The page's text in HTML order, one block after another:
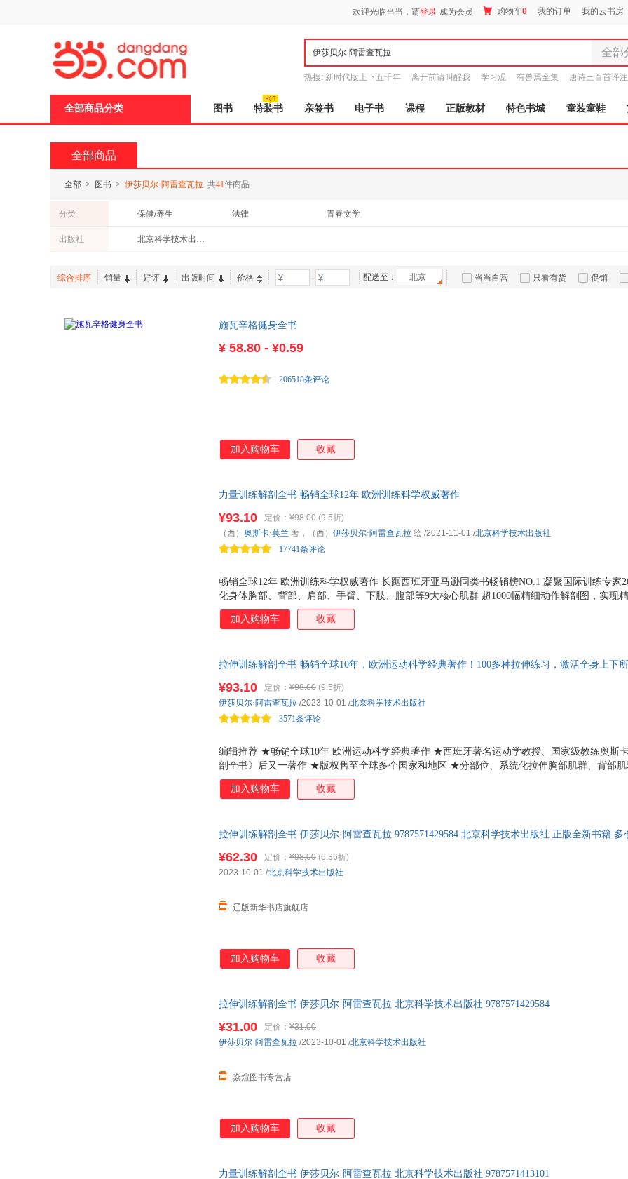
欢迎光临当当，请登录 成为会员 购物车0 我的订单 我的云书房
全部
全部
图书
电子书
家具
热搜: 新时代版上下五千年 离开前请叫醒我 学习观 有兽焉全集
唐诗三百首译注
全部商品分类 图书 特装书 亲签书 电子书 课程 正版教材 特色书城 童装童鞋
全部商品
全部 > 图书 > 伊莎贝尔·阿雷查瓦拉 共41件商品
分类 保健/养生 法律 青春文学
出版社 北京科学技术出版社
综合排序 销量 好评 出版时间 价格 - 配送至： 北京 当当自营 只看有货 促销
施瓦辛格健身全书
¥ 58.80 - ¥0.59
206518条评论
加入购物车 收藏
力量训练解剖全书 畅销全球12年 欧洲训练科学权威著作
畅销全球12年 欧洲训练科学权威著作 长踞西班牙亚马逊同类书畅销榜NO.1 凝聚国际训练专家
化身体胸部、背部、肩部、手臂、下肢、腹部等9大核心肌群 超1000幅精细动作解剖图，实现
项针对全身肌肉得训练动作，全面刺激每一块肌肉得增长 超300个专业配套视频，精准构建大
介绍力量训练基础理论，科学定义训练计划的制订法则 收录了大量新颖的、非常规但有效的
¥93.10 定价： ¥98.00 (9.5折)
17741条评论
（西） 奥斯卡·莫兰 著，（西） 伊莎贝尔·阿雷查瓦拉 绘 /2021-11-01 /北京科学技术出版社
加入购物车 收藏
拉伸训练解剖全书 畅销全球10年，欧洲运动科学经典著作！100多种拉伸练习，激活全身上下
编辑推荐 ★畅销全球10年 欧洲运动科学经典著作 ★西班牙著名运动学教授、国家级教练奥斯
剖全书》后又一著作 ★版权售至全球多个国家和地区 ★分部位、系统化拉伸胸部肌群、背部
臂肌群、前臂和手部肌群、下肢肌群、腰腹部肌群等九大身体部位 ★100多幅高清动作解剖图
★100多种拉伸动作，多种灵活变式补充，激活全身所有肌肉 ★收集了拉伸实践练习中效果最
¥93.10 定价： ¥98.00 (9.5折)
3571条评论
伊莎贝尔·阿雷查瓦拉 /2023-10-01 /北京科学技术出版社
加入购物车 收藏
拉伸训练解剖全书 伊莎贝尔·阿雷查瓦拉 9787571429584 北京科学技术出版社 正版全新书籍
¥62.30 定价： ¥98.00 (6.36折)
辽版新华书店旗舰店
2023-10-01 /北京科学技术出版社
加入购物车 收藏
拉伸训练解剖全书 伊莎贝尔·阿雷查瓦拉 北京科学技术出版社 9787571429584
¥31.00 定价： ¥31.00
焱煊图书专营店
伊莎贝尔·阿雷查瓦拉 /2023-10-01 /北京科学技术出版社
加入购物车 收藏
力量训练解剖全书 伊莎贝尔·阿雷查瓦拉 北京科学技术出版社 9787571413101
页